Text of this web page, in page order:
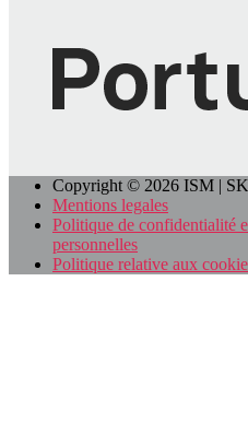
Copyright © 2026 ISM |
Mentions legales
Politique de confidentialité
personnelles
Politique relative aux